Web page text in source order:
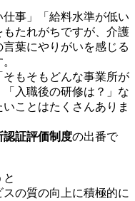
事」「給料水準が低い
たれがちですが、介護
葉にやりがいを感じる
もそもどんな事業所が
入職後の研修は？」な
ことはたくさんありま
認証評価制度の出番で
スの質の向上に積極的に